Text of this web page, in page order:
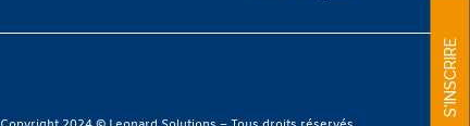
S'INSCRIRE